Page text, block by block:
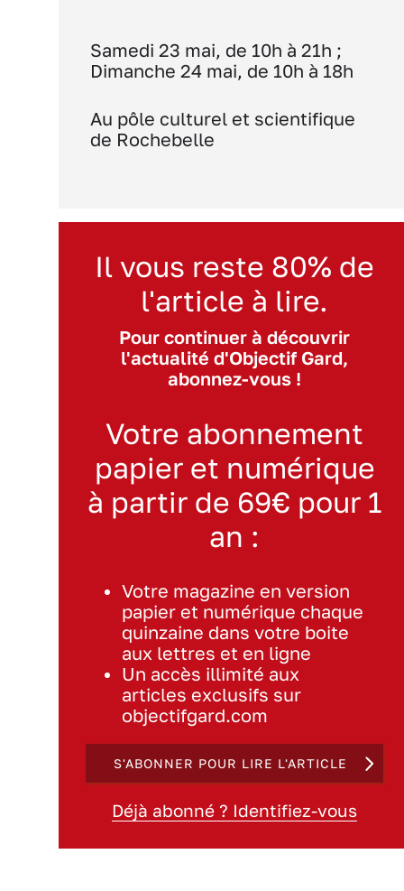
Samedi 23 mai, de 10h à 21h ;
Dimanche 24 mai, de 10h à 18h
Au pôle culturel et scientifique
de Rochebelle
Il vous reste 80% de
l'article à lire.
Pour continuer à découvrir
l'actualité d'Objectif Gard,
abonnez-vous !
Votre abonnement
papier et numérique
à partir de 69€ pour 1
an :
Votre magazine en version
papier et numérique chaque
quinzaine dans votre boite
aux lettres et en ligne
Un accès illimité aux
articles exclusifs sur
objectifgard.com
S'ABONNER POUR LIRE L'ARTICLE
Déjà abonné ? Identifiez-vous